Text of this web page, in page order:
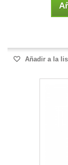
Añadir a la